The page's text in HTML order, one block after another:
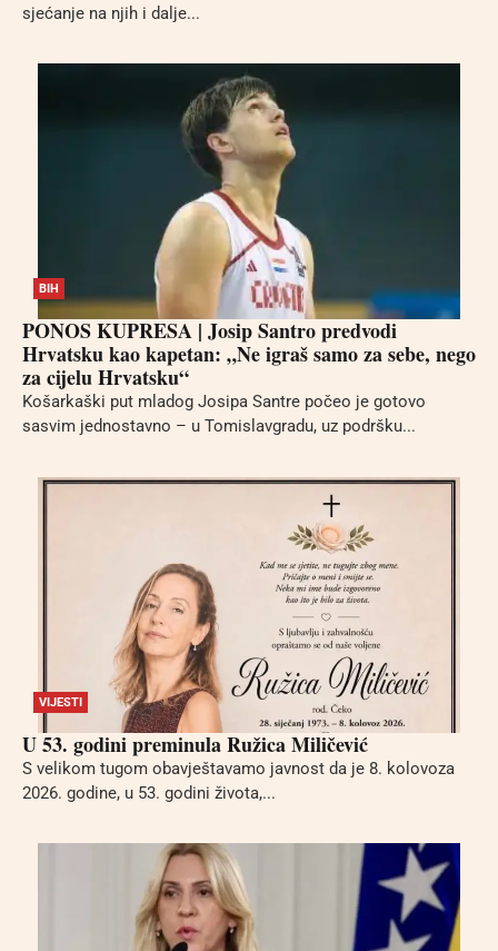
sjećanje na njih i dalje...
BIH
PONOS KUPRESA | Josip Santro predvodi
Hrvatsku kao kapetan: „Ne igraš samo za sebe, nego
za cijelu Hrvatsku“
Košarkaški put mladog Josipa Santre počeo je gotovo
sasvim jednostavno – u Tomislavgradu, uz podršku...
VIJESTI
U 53. godini preminula Ružica Miličević
S velikom tugom obavještavamo javnost da je 8. kolovoza
2026. godine, u 53. godini života,...